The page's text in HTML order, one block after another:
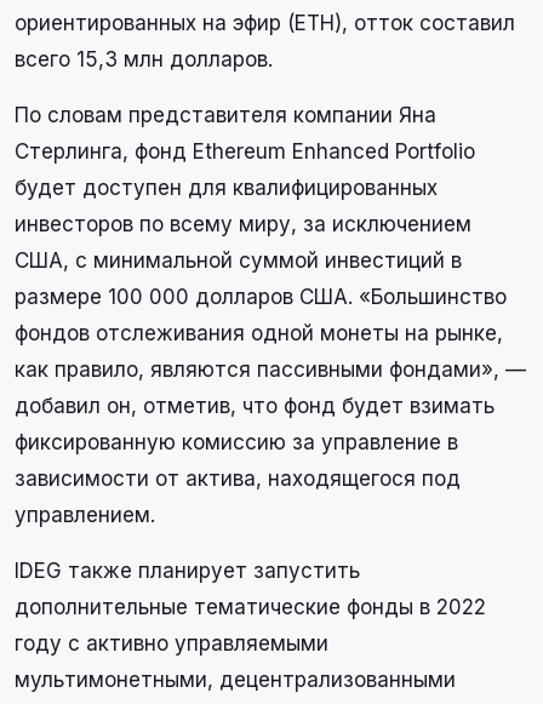
ориентированных на эфир (ETH), отток составил
всего 15,3 млн долларов.
По словам представителя компании Яна
Стерлинга, фонд Ethereum Enhanced Portfolio
будет доступен для квалифицированных
инвесторов по всему миру, за исключением
США, с минимальной суммой инвестиций в
размере 100 000 долларов США. «Большинство
фондов отслеживания одной монеты на рынке,
как правило, являются пассивными фондами», —
добавил он, отметив, что фонд будет взимать
фиксированную комиссию за управление в
зависимости от актива, находящегося под
управлением.
IDEG также планирует запустить
дополнительные тематические фонды в 2022
году с активно управляемыми
мультимонетными, децентрализованными